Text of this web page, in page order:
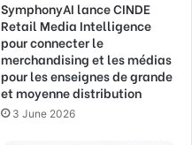
SymphonyAI lance CINDE
Retail Media Intelligence
pour connecter le
merchandising et les médias
pour les enseignes de grande
et moyenne distribution
3 June 2026